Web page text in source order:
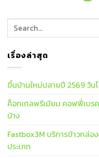
เรื่องล่าสุด
ขึ้นบ้านใหม่ปลายปี 2569 วั
ค็อกเทลพรีเมียม คอฟฟี่เบร
บ้าง
Fastbox3M บริการข้าวกล่
ประเภท